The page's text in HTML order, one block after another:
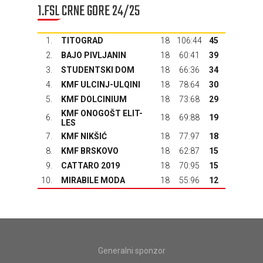
1.FSL CRNE GORE 24/25
1. TITOGRAD 18 106:44
45
2.
BAJO PIVLJANIN 18 60:41
39
3.
STUDENTSKI DOM 18 66:36
34
4.
KMF ULCINJ-ULQINI 18 78:64
30
5.
KMF DOLCINIUM 18 73:68
29
6.
KMF ONOGOŠT ELIT-
LES
18 69:88
19
7.
KMF NIKŠIĆ 18 77:97
18
8.
KMF BRSKOVO 18 62:87
15
9.
CATTARO 2019 18 70:95
15
10.
MIRABILE MODA 18 55:96 12
Generalni sponzor